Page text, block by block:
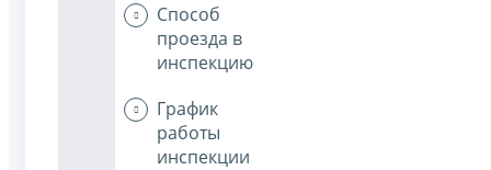
Способ
проезда в
инспекцию
График
работы
инспекции